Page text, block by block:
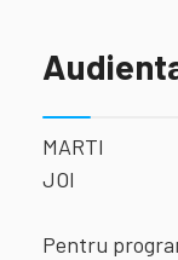
MARTI
JOI
Pentru